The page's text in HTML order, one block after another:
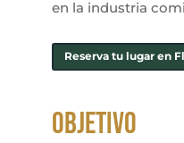
en la industria
Reserva tu lugar en
Objetivo